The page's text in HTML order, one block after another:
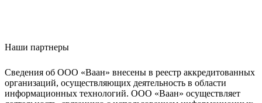
Наши партнеры
Сведения об ООО «Ваан» внесены в реестр аккредитованных
организаций, осуществляющих деятельность в области
информационных технологий. ООО «Ваан» осуществляет